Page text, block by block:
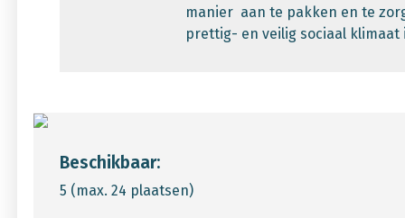
Beschikbaar:
5 (max. 24 plaatsen)
manier aan te pakken en te
prettig- en veilig sociaal klimaat